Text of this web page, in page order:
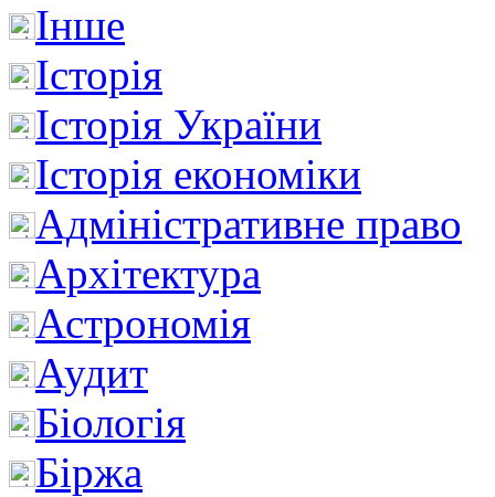
Інше
Історія
Історія України
Історія економіки
Адміністративне право
Архітектура
Астрономія
Аудит
Біологія
Біржа